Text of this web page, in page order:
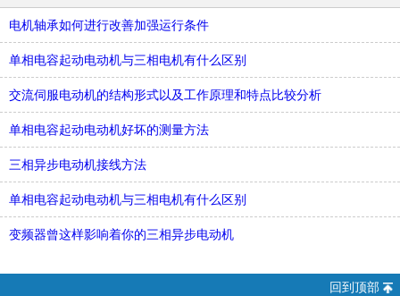
电机轴承如何进行改善加强运行条件
单相电容起动电动机与三相电机有什么区别
交流伺服电动机的结构形式以及工作原理和特点比较分析
单相电容起动电动机好坏的测量方法
三相异步电动机接线方法
单相电容起动电动机与三相电机有什么区别
变频器曾这样影响着你的三相异步电动机
回到顶部